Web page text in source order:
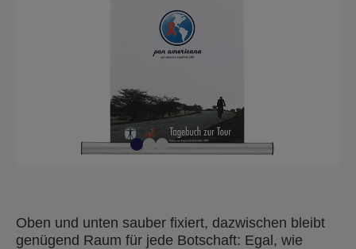
Oben und unten sauber fixiert, dazwischen bleibt
genügend Raum für jede Botschaft: Egal, wie